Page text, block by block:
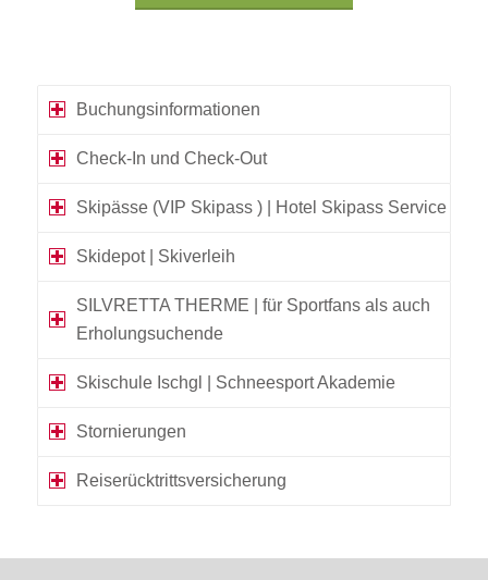
Buchungsinformationen
Check-In und Check-Out
Skipässe (VIP Skipass ) | Hotel Skipass Service
Skidepot | Skiverleih
SILVRETTA THERME | für Sportfans als auch
Erholungsuchende
Skischule Ischgl | Schneesport Akademie
Stornierungen
Reiserücktrittsversicherung